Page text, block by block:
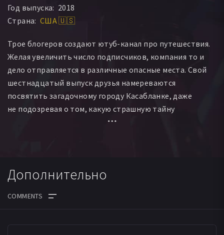
Год выпуска: 2018
Страна: США 🇺🇸
Трое блогеров создают ютуб-канал про путешествия.
Желая увеличить число подписчиков, компания то и
дело отправляется в различные опасные места. Свой
шестнадцатый выпуск друзья намереваются
посвятить загадочному городу Касабланке, даже
не подозревая о том, какую страшную тайну
Дополнительно